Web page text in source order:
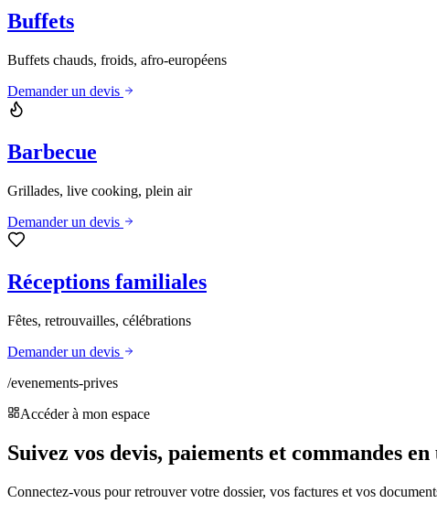
Buffets
Buffets chauds, froids, afro-européens
Demander un devis
Barbecue
Grillades, live cooking, plein air
Demander un devis
Réceptions familiales
Fêtes, retrouvailles, célébrations
Demander un devis
/evenements-prives
Accéder à mon espace
Suivez vos devis, paiements et commandes
Connectez-vous pour retrouver votre dossier, vos factures et vos